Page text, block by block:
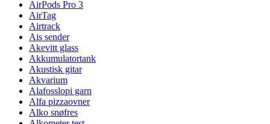
AirPods Pro 3
AirTag
Airtrack
Ais sender
Akevitt glass
Akkumulatortank
Akustisk gitar
Akvarium
Alafosslopi garn
Alfa pizzaovner
Alko snøfres